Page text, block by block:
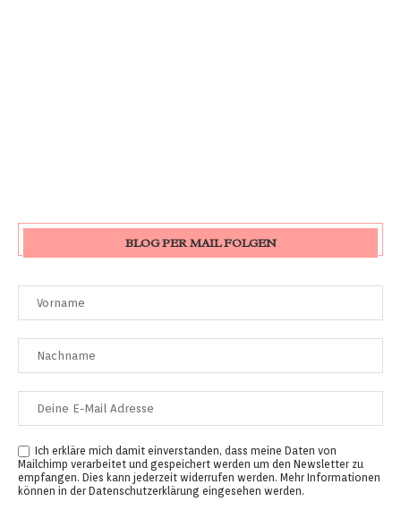
BLOG PER MAIL FOLGEN
Ich erkläre mich damit einverstanden, dass meine Daten von
Mailchimp verarbeitet und gespeichert werden um den Newsletter zu
empfangen. Dies kann jederzeit widerrufen werden. Mehr Informationen
können in der Datenschutzerklärung eingesehen werden.